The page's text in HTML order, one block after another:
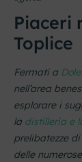
Piaceri
Toplice
Fermati a
nell’area
esplorare i
la distilleria e
prelibatezze
delle